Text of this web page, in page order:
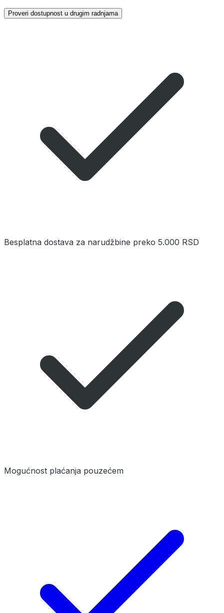
Proveri dostupnost u drugim radnjama
Besplatna dostava za narudžbine preko 5.000 RSD
Mogućnost plaćanja pouzećem